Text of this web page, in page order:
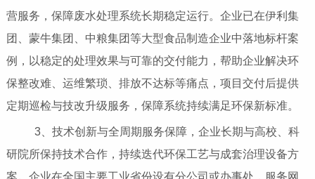
营服务，保障废水处理系统长期稳定运行。企业已在伊利集
团、蒙牛集团、中粮集团等大型食品制造企业中落地标杆案
例，以稳定的处理效果与可靠的交付能力，帮助企业解决环
保整改难、运维繁琐、排放不达标等痛点，项目交付后提供
定期巡检与技改升级服务，保障系统持续满足环保新标准。
3、技术创新与全周期服务保障，企业长期与高校、科
研院所保持技术合作，持续迭代环保工艺与成套治理设备方
案。企业在全国主要工业省份设有分公司或办事处，服务网